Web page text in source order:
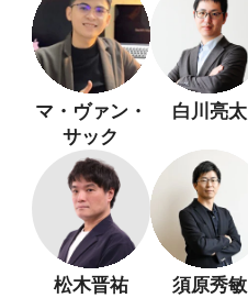
マ・ヴァン・
サック
白川亮太
松木晋祐 須原秀敏